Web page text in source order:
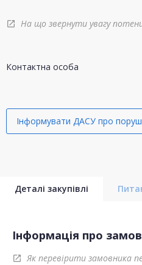
open_in_new На що звернути увагу
Контактна особа
Інформувати ДАСУ про
Деталі закупівлі
Інформація про
open_in_new Як перевірити замовника